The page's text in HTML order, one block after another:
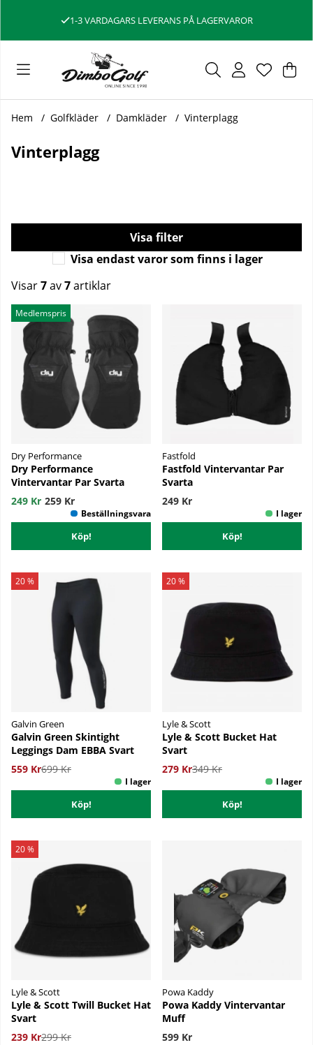
1-3 VARDAGARS LEVERANS PÅ LAGERVAROR
.
Hem Golfkläder Damkläder Vinterplagg
Vinterplagg
Filtrera
Visa endast varor som finns i lager
Visar7av7artiklar
Produkter
Medlemspris
Dry Performance
Dry Performance
Vintervantar Par Svarta
249 Kr 259 Kr
Köp!
Fastfold
Fastfold Vintervantar Par
Svarta
249 Kr
Köp!
20 %
Galvin Green
Galvin Green Skintight
Leggings Dam EBBA Svart
559 Kr699 Kr
Köp!
20 %
Lyle & Scott
Lyle & Scott Bucket Hat
Svart
279 Kr349 Kr
Köp!
20 %
Lyle & Scott
Lyle & Scott Twill Bucket Hat
Svart
239 Kr299 Kr
Powa Kaddy
Powa Kaddy Vintervantar
Muff
599 Kr